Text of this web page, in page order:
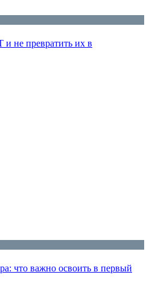
и не превратить их в
что важно освоить в первый